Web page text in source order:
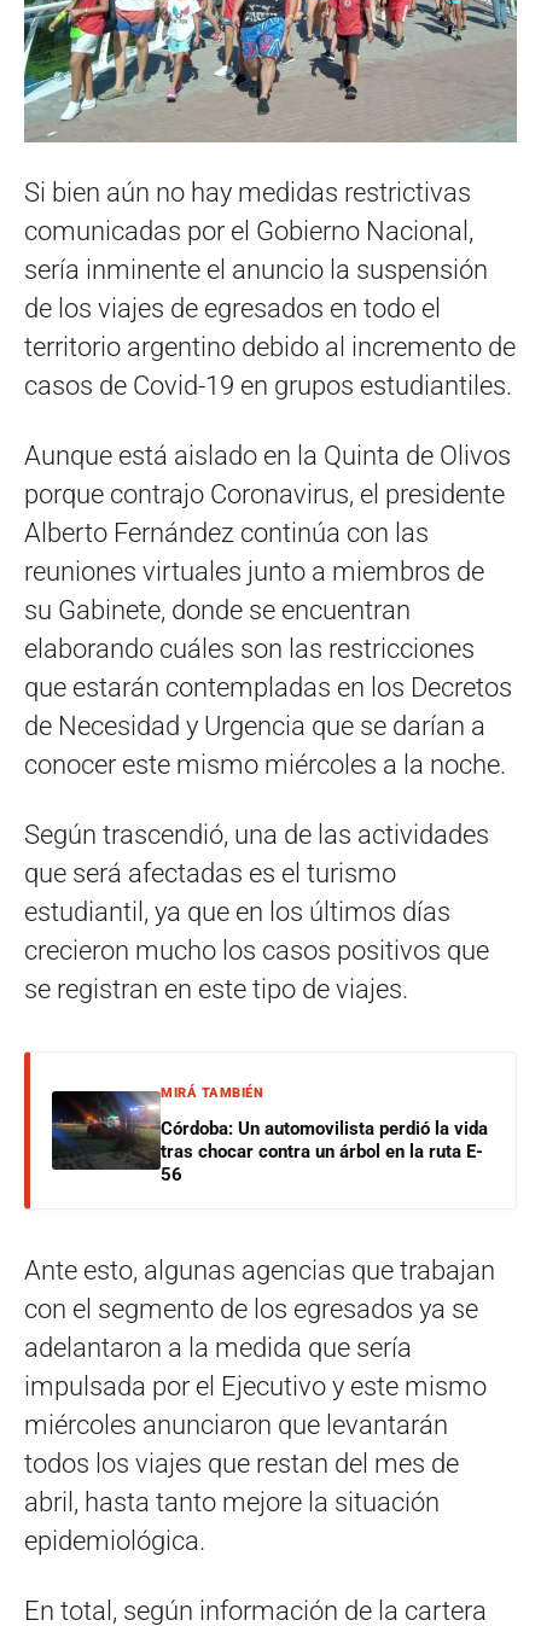
Si bien aún no hay medidas restrictivas
comunicadas por el Gobierno Nacional,
sería inminente el anuncio la suspensión
de los viajes de egresados en todo el
territorio argentino debido al incremento de
casos de Covid-19 en grupos estudiantiles.
Aunque está aislado en la Quinta de Olivos
porque contrajo Coronavirus, el presidente
Alberto Fernández continúa con las
reuniones virtuales junto a miembros de
su Gabinete, donde se encuentran
elaborando cuáles son las restricciones
que estarán contempladas en los Decretos
de Necesidad y Urgencia que se darían a
conocer este mismo miércoles a la noche.
Según trascendió, una de las actividades
que será afectadas es el turismo
estudiantil, ya que en los últimos días
crecieron mucho los casos positivos que
se registran en este tipo de viajes.
MIRÁ TAMBIÉN
Córdoba: Un automovilista perdió la vida
tras chocar contra un árbol en la ruta E-
56
Ante esto, algunas agencias que trabajan
con el segmento de los egresados ya se
adelantaron a la medida que sería
impulsada por el Ejecutivo y este mismo
miércoles anunciaron que levantarán
todos los viajes que restan del mes de
abril, hasta tanto mejore la situación
epidemiológica.
En total, según información de la cartera